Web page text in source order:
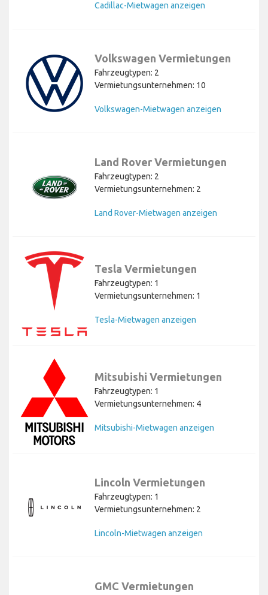
Cadillac-Mietwagen anzeigen
Volkswagen Vermietungen
Fahrzeugtypen: 2
Vermietungsunternehmen: 10
Volkswagen-Mietwagen anzeigen
Land Rover Vermietungen
Fahrzeugtypen: 2
Vermietungsunternehmen: 2
Land Rover-Mietwagen anzeigen
Tesla Vermietungen
Fahrzeugtypen: 1
Vermietungsunternehmen: 1
Tesla-Mietwagen anzeigen
Mitsubishi Vermietungen
Fahrzeugtypen: 1
Vermietungsunternehmen: 4
Mitsubishi-Mietwagen anzeigen
Lincoln Vermietungen
Fahrzeugtypen: 1
Vermietungsunternehmen: 2
Lincoln-Mietwagen anzeigen
GMC Vermietungen